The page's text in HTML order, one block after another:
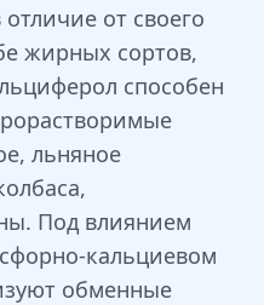
от своего
жирных сортов,
способен
льняное
Под влиянием
кальциевом
обменные